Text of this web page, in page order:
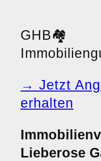
GHB🏘️
→ Jetzt
erhalten
Lieberose